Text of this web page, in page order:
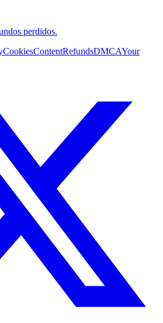
perdidos.
CookiesContentRefundsDMCAYour